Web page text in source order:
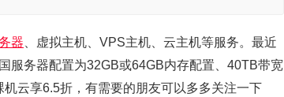
器 、虚拟主机、VPS主机、云主机等服务。最近
服务器配置为32GB或64GB内存配置、40TB带宽
云享6.5折，有需要的朋友可以多多关注一下